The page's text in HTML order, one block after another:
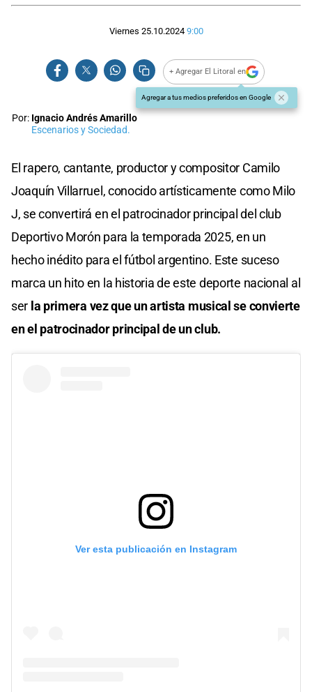
Viernes 25.10.2024 9:00
+ Agregar El Litoral en
Agregar a tus medios preferidos en Google
Por: Ignacio Andrés Amarillo
Escenarios y Sociedad.
El rapero, cantante, productor y compositor Camilo
Joaquín Villarruel, conocido artísticamente como Milo
J, se convertirá en el patrocinador principal del club
Deportivo Morón para la temporada 2025, en un
hecho inédito para el fútbol argentino. Este suceso
marca un hito en la historia de este deporte nacional al
ser la primera vez que un artista musical se convierte
en el patrocinador principal de un club.
Ver esta publicación en Instagram